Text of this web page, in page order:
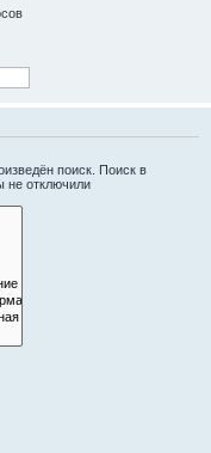
поиск. Поиск в
не отключили